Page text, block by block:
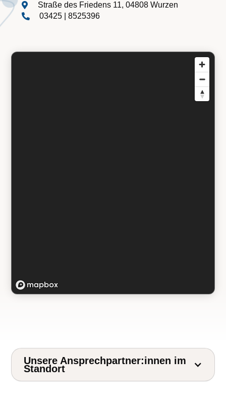
 Straße des Friedens 11, 04808 Wurzen
 03425 | 8525396
Unsere Ansprechpartner:innen im
Standort